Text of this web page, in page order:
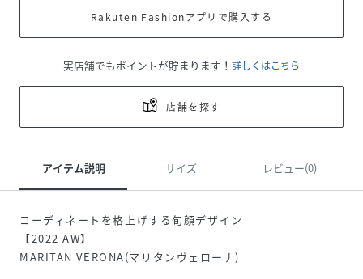
Rakuten Fashionアプリで購入する
実店舗でもポイントが貯まります！ 詳しくはこちら
店舗を探す
アイテム説明 サイズ レビュー(0)
コーディネートを格上げする旬顔デザイン
【2022 AW】
MARITAN VERONA(マリタンヴェローナ)